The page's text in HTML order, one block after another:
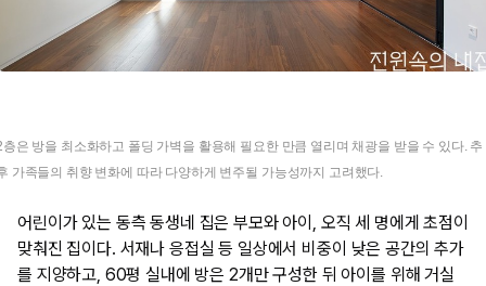
층은 방을 최소화하고 폴딩 가벽을 활용해 필요한 만큼 열리며 채광을 받을 수 있다. 추
가족들의 취향 변화에 따라 다양하게 변주될 가능성까지 고려했다.
어린이가 있는 동측 동생네 집은 부모와 아이, 오직 세 명에게 초점이
맞춰진 집이다. 서재나 응접실 등 일상에서 비중이 낮은 공간의 추가
를 지양하고, 60평 실내에 방은 2개만 구성한 뒤 아이를 위해 거실